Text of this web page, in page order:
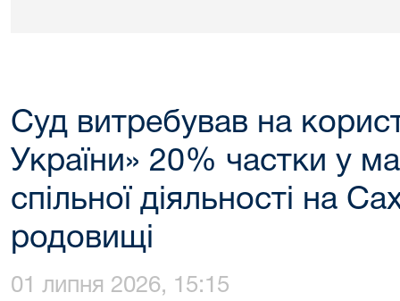
Суд витребував на
України» 20% частки у
спільної діяльності на
родовищі
01 липня 2026, 15:15